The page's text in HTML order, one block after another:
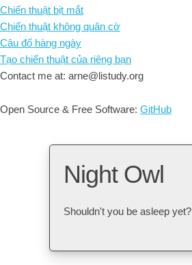
Chiến thuật bịt mắt
Chiến thuật không quân cờ
Câu đố hàng ngày
Tạo chiến thuật của riêng bạn
Contact me at: arne@listudy.org
Open Source & Free Software: GitHub
Night Owl
Shouldn't you be asleep yet?